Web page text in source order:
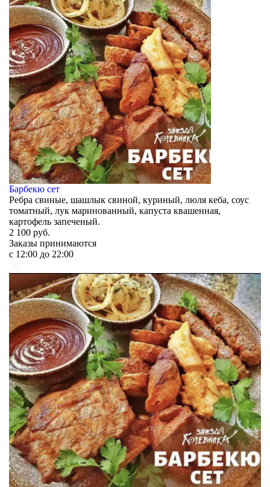
Барбекю сет
Ребра свиные, шашлык свиной, куриный, люля кеба, соус
томатный, лук маринованный, капуста квашенная,
картофель запеченый.
2 100 руб.
Заказы принимаются
c 12:00 до 22:00